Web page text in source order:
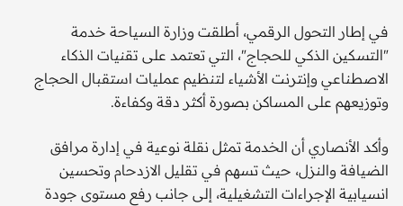
في إطار التحول الرقمي، أطلقت وزارة السياحة خدمة
"التسكين الذكي للحجاج"، التي تعتمد على تقنيات الذكاء
الاصطناعي وإنترنت الأشياء لتنظيم عمليات استقبال الحجاج
وتوزيعهم على المساكن بصورة أكثر دقة وكفاءة.
وأكد الأنصاري أن الخدمة تمثل نقلة نوعية في إدارة مرافق
الضيافة والنزل، حيث تسهم في تقليل الازدحام وتحسين
انسيابية الإجراءات التشغيلية، إلى جانب رفع مستوى جودة